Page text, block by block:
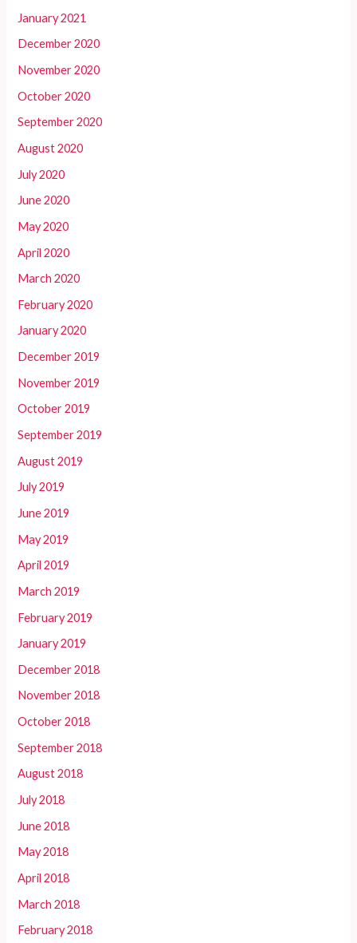
January 2021
December 2020
November 2020
October 2020
September 2020
August 2020
July 2020
June 2020
May 2020
April 2020
March 2020
February 2020
January 2020
December 2019
November 2019
October 2019
September 2019
August 2019
July 2019
June 2019
May 2019
April 2019
March 2019
February 2019
January 2019
December 2018
November 2018
October 2018
September 2018
August 2018
July 2018
June 2018
May 2018
April 2018
March 2018
February 2018